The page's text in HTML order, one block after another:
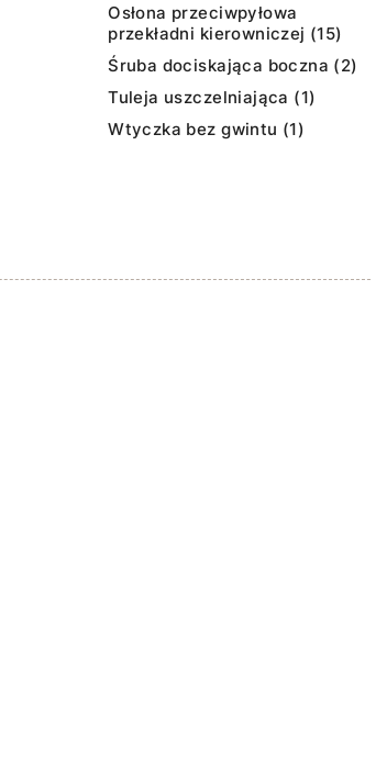
Osłona przeciwpyłowa
przekładni kierowniczej (15)
Śruba dociskająca boczna (2)
Tuleja uszczelniająca (1)
Wtyczka bez gwintu (1)